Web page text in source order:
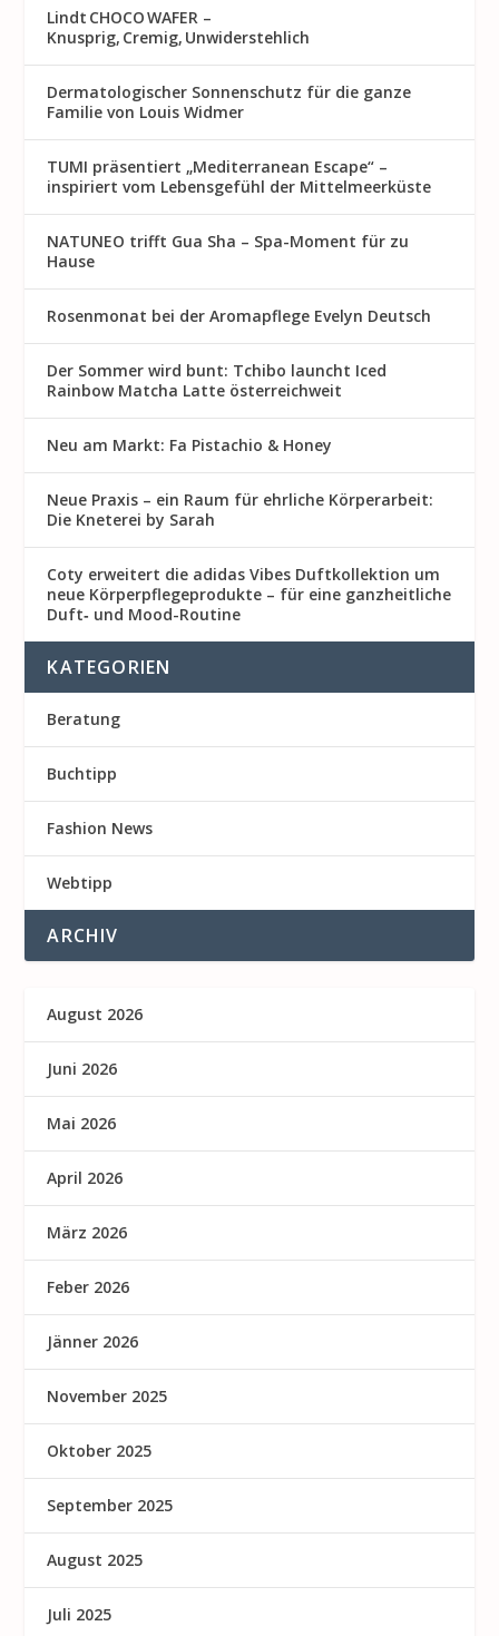
Lindt CHOCO WAFER –
Knusprig, Cremig, Unwiderstehlich
Dermatologischer Sonnenschutz für die ganze
Familie von Louis Widmer
TUMI präsentiert „Mediterranean Escape“ –
inspiriert vom Lebensgefühl der Mittelmeerküste
NATUNEO trifft Gua Sha – Spa-Moment für zu
Hause
Rosenmon at bei der Aromapflege Evelyn Deutsch
Der Sommer wird bunt: Tchibo launcht Iced
Rainbow Matcha Latte österreichweit
Neu am Markt: Fa Pistachio & Honey
Neue Praxis – ein Raum für ehrliche Körperarbeit:
Die Kneterei by Sarah
Coty erweitert die adidas Vibes Duftkollektion um
neue Körperpflegeprodukte – für eine ganzheitliche
Duft‑ und Mood-Routine
KATEGORIEN
Beratung
Buchtipp
Fashion News
Webtipp
ARCHIV
August 2026
Juni 2026
Mai 2026
April 2026
März 2026
Feber 2026
Jänner 2026
November 2025
Oktober 2025
September 2025
August 2025
Juli 2025